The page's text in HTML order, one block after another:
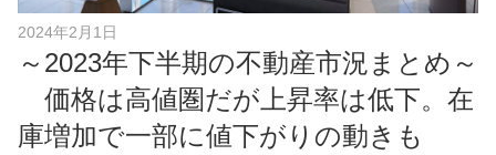
2024年2月1日
～2023年下半期の不動産市況まとめ～
価格は高値圏だが上昇率は低下。在
庫増加で一部に値下がりの動きも